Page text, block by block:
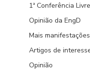
1ª Conferência
Opinião da EngD
Mais manifestações
Artigos de
Opinião